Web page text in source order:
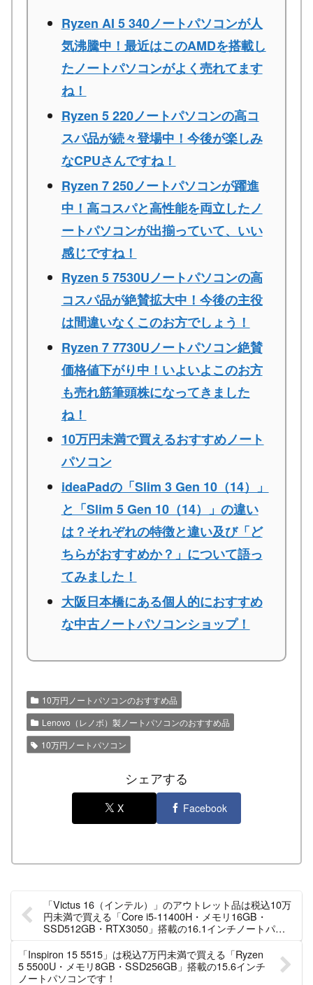
Ryzen AI 5 340ノートパソコンが人
気沸騰中！最近はこのAMDを搭載し
たノートパソコンがよく売れてます
ね！
Ryzen 5 220ノートパソコンの高コ
スパ品が続々登場中！今後が楽しみ
なCPUさんですね！
Ryzen 7 250ノートパソコンが躍進
中！高コスパと高性能を両立したノ
ートパソコンが出揃っていて、いい
感じですね！
Ryzen 5 7530Uノートパソコンの高
コスパ品が絶賛拡大中！今後の主役
は間違いなくこのお方でしょう！
Ryzen 7 7730Uノートパソコン絶賛
価格値下がり中！いよいよこのお方
も売れ筋筆頭株になってきました
ね！
10万円未満で買えるおすすめノート
パソコン
ideaPadの「Slim 3 Gen 10（14）」
と「Slim 5 Gen 10（14）」の違い
は？それぞれの特徴と違い及び「ど
ちらがおすすめか？」について語っ
てみました！
大阪日本橋にある個人的におすすめ
な中古ノートパソコンショップ！
10万円ノートパソコンのおすすめ品
Lenovo（レノボ）製ノートパソコンのおすすめ品
10万円ノートパソコン
シェアする
X Facebook
「Victus 16（インテル）」のアウトレット品は税込10万
円未満で買える「Core i5-11400H・メモリ16GB・
SSD512GB・RTX3050」搭載の16.1インチノートパソ
「Inspiron 15 5515」は税込7万円未満で買える「Ryzen
5 5500U・メモリ8GB・SSD256GB」搭載の15.6インチ
ノートパソコンです！